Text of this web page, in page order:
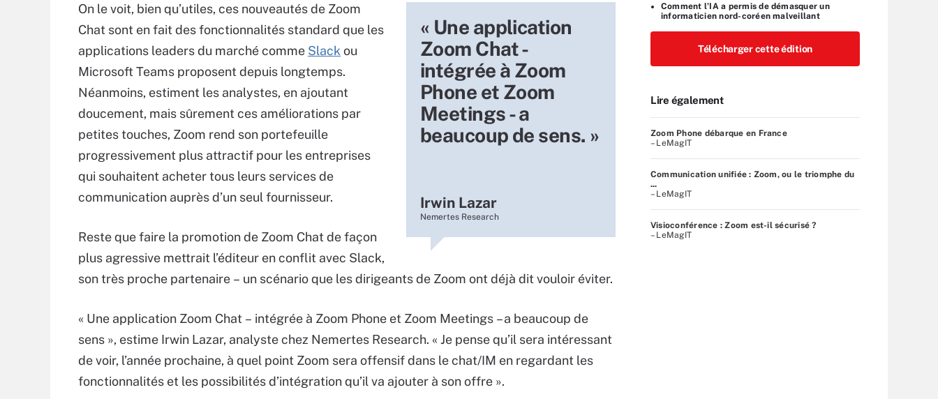
« Une application
Zoom Chat -
intégrée à Zoom
Phone et Zoom
Meetings - a
beaucoup de sens. »
Irwin Lazar
Nemertes Research
On le voit, bien qu’utiles, ces nouveautés de Zoom
Chat sont en fait des fonctionnalités standard que les
applications leaders du marché comme Slack ou
Microsoft Teams proposent depuis longtemps.
Néanmoins, estiment les analystes, en ajoutant
doucement, mais sûrement ces améliorations par
petites touches, Zoom rend son portefeuille
progressivement plus attractif pour les entreprises
qui souhaitent acheter tous leurs services de
communication auprès d’un seul fournisseur.
Reste que faire la promotion de Zoom Chat de façon
plus agressive mettrait l’éditeur en conflit avec Slack,
son très proche partenaire – un scénario que les dirigeants de Zoom ont déjà dit vouloir éviter.
« Une application Zoom Chat – intégrée à Zoom Phone et Zoom Meetings – a beaucoup de
sens », estime Irwin Lazar, analyste chez Nemertes Research. « Je pense qu’il sera intéressant
de voir, l’année prochaine, à quel point Zoom sera offensif dans le chat/IM en regardant les
fonctionnalités et les possibilités d’intégration qu’il va ajouter à son offre ».
Comment l’IA a permis de démasquer un
informaticien nord-coréen malveillant
Télécharger cette édition
Lire également
Zoom Phone débarque en France
– LeMagIT
Communication unifiée : Zoom, ou le triomphe du
...
– LeMagIT
Visioconférence : Zoom est-il sécurisé ?
– LeMagIT